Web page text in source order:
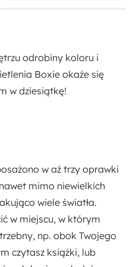
odrobiny koloru i
Boxie okaże się
w dziesiątkę!
w aż trzy oprawki
mimo niewielkich
wiele światła.
w miejscu, w którym
np. obok Twojego
czytasz książki, lub